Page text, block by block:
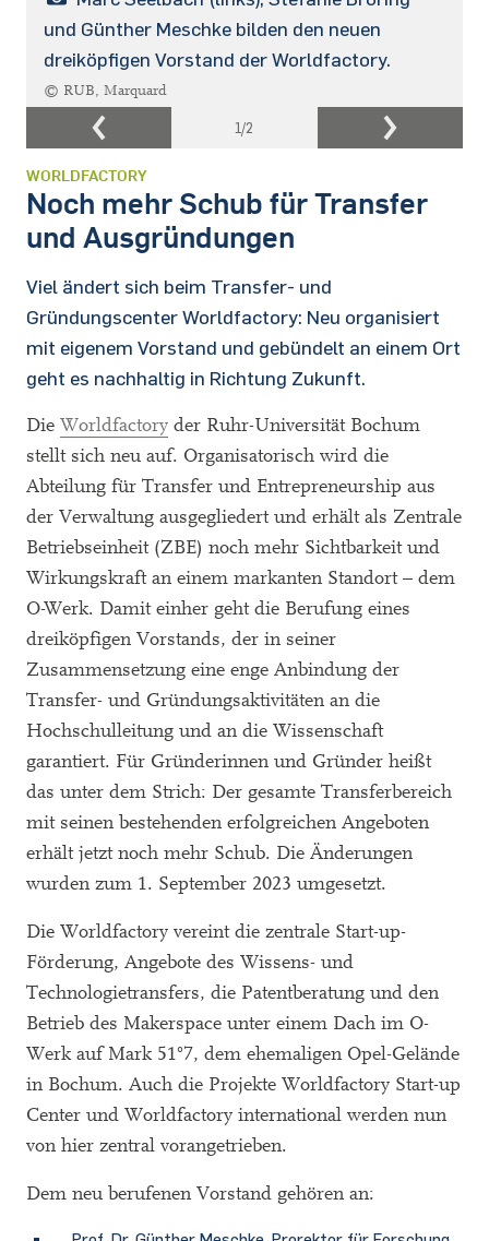
und Günther Meschke bilden den neuen
dreiköpfigen Vorstand der Worldfactory.
© RUB, Marquard
1/2
WORLDFACTORY
Noch mehr Schub für Transfer
und Ausgründungen
Viel ändert sich beim Transfer- und
Gründungscenter Worldfactory: Neu organisiert
mit eigenem Vorstand und gebündelt an einem Ort
geht es nachhaltig in Richtung Zukunft.
Die Worldfactory der Ruhr-Universität Bochum
stellt sich neu auf. Organisatorisch wird die
Abteilung für Transfer und Entrepreneurship aus
der Verwaltung ausgegliedert und erhält als Zentrale
Betriebseinheit (ZBE) noch mehr Sichtbarkeit und
Wirkungskraft an einem markanten Standort – dem
O-Werk. Damit einher geht die Berufung eines
dreiköpfigen Vorstands, der in seiner
Zusammensetzung eine enge Anbindung der
Transfer- und Gründungsaktivitäten an die
Hochschulleitung und an die Wissenschaft
garantiert. Für Gründerinnen und Gründer heißt
das unter dem Strich: Der gesamte Transferbereich
mit seinen bestehenden erfolgreichen Angeboten
erhält jetzt noch mehr Schub. Die Änderungen
wurden zum 1. September 2023 umgesetzt.
Die Worldfactory vereint die zentrale Start-up-
Förderung, Angebote des Wissens- und
Technologietransfers, die Patentberatung und den
Betrieb des Makerspace unter einem Dach im O-
Werk auf Mark 51°7, dem ehemaligen Opel-Gelände
in Bochum. Auch die Projekte Worldfactory Start-up
Center und Worldfactory international werden nun
von hier zentral vorangetrieben.
Dem neu berufenen Vorstand gehören an: